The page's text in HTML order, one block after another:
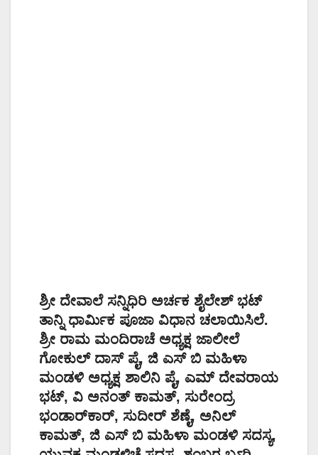
ಶ್ರೀ ದೇವಾಲೆ ಸನ್ನಿಧಿರಿ ಅರ್ಚಕ ಶೈಲೇಶ್ ಭಟ್
ತಾನ್ನಿ ಧಾರ್ಮಿಕ ಪೂಜಾ ವಿಧಾನ ಚಲಾಯಿಸಿಲೆ.
ಶ್ರೀ ರಾಮ ಮಂದಿರಾಚೆ ಅಧ್ಯಕ್ಷ ಜಾಲೀಲೆ
ಗೋಕುಲ್ ದಾಸ್ ಪೈ, ಜಿ ಎಸ್ ಬಿ ಮಹಿಳಾ
ಮಂಡಳಿ ಅಧ್ಯಕ್ಷ ಶಾಲಿನಿ ಪೈ, ಎಮ್ ದೇವರಾಯ
ಭಟ್, ವಿ ಅನಂತ್ ಕಾಮತ್, ಸುರೇಂದ್ರ
ಭಂಡಾರ್‌ಕಾರ್, ಸುದೀರ್ ಶೆಣೈ, ಅನಿಲ್
ಕಾಮತ್, ಜಿ ಎಸ್ ಬಿ ಮಹಿಳಾ ಮಂಡಳಿ ಸದಸ್ಯ,